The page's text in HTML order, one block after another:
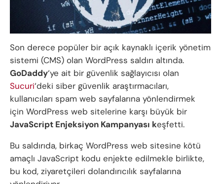
Son derece popüler bir açık kaynaklı içerik yönetim
sistemi (CMS) olan WordPress saldırı altında.
GoDaddy‘ye ait bir güvenlik sağlayıcısı olan
Sucuri‘deki siber güvenlik araştırmacıları,
kullanıcıları spam web sayfalarına yönlendirmek
için WordPress web sitelerine karşı büyük bir
JavaScript Enjeksiyon Kampanyası keşfetti.
Bu saldırıda, birkaç WordPress web sitesine kötü
amaçlı JavaScript kodu enjekte edilmekle birlikte,
bu kod, ziyaretçileri dolandırıcılık sayfalarına